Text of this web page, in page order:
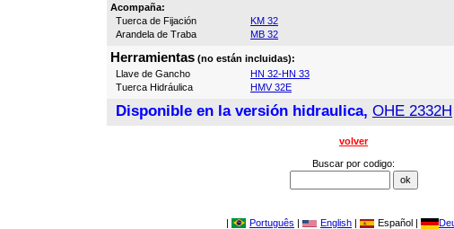
Acompaña:
Tuerca de Fijación
KM 32
Arandela de Traba
MB 32
Herramientas (no están incluidas):
Llave de Gancho
HN 32-HN 33
Tuerca Hidráulica
HMV 32E
Disponible en la versión hidraulica, OHE 2332H
volver
Buscar por codigo:
| Português | English | Español |